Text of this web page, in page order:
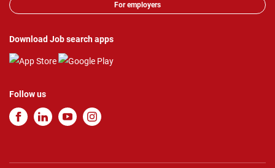
For employers
Download Job search apps
Follow us